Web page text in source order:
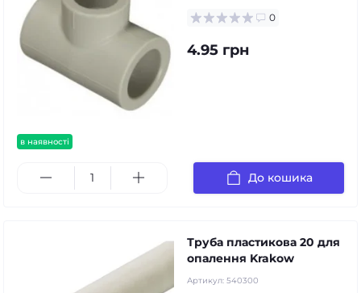
в наявності
0
4.95 грн
До кошика
Труба пластикова 20 для
опалення Krakow
Артикул: 540300